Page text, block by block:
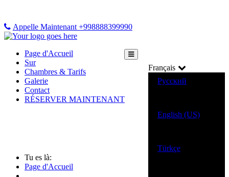
Appelle Maintenant +998888399990
Français
Русский
English (US)
Türkçe
Page d'Accueil
Sur
Chambres & Tarifs
Galerie
Contact
RÉSERVER MAINTENANT
Tu es là:
Page d'Accueil